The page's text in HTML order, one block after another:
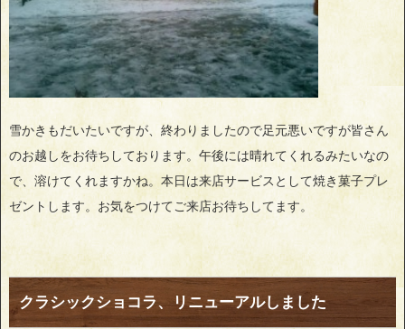
雪かきもだいたいですが、終わりましたので足元悪いですが皆さん
のお越しをお待ちしております。午後には晴れてくれるみたいなの
で、溶けてくれますかね。本日は来店サービスとして焼き菓子プレ
ゼントします。お気をつけてご来店お待ちしてます。
クラシックショコラ、リニューアルしました